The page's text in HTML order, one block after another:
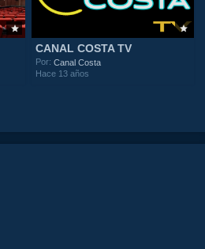
CANAL COSTA TV
Por:Canal Costa
Hace 13 años